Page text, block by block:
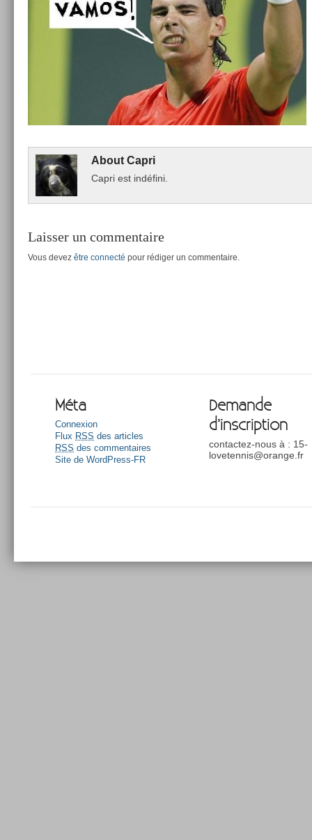
About Capri
Capri est indéfini.
Laisser un commentaire
Vous devez être connecté pour rédiger un commentaire.
Méta
Connexion
Flux RSS des articles
RSS des commentaires
Site de WordPress-FR
Demande
d’inscription
contactez-nous à : 15-
lovetennis@orange.fr